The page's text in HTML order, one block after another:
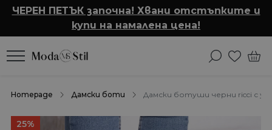
ЧЕРЕН ПЕТЪК започна! Хвани отстъпките и
купи на намалена цена!
Homepage Дамски боти Дамски ботуши черни ricci с
25%